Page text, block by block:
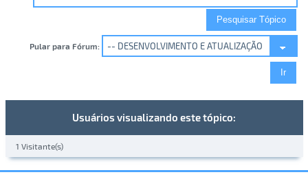
Pular para Fórum:
Usuários visualizando este tópico:
1 Visitante(s)